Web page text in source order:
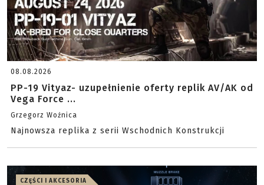
08.08.2026
PP-19 Vityaz- uzupełnienie oferty replik AV/AK od
Vega Force ...
Grzegorz Woźnica
Najnowsza replika z serii Wschodnich Konstrukcji
CZĘŚCI I AKCESORIA